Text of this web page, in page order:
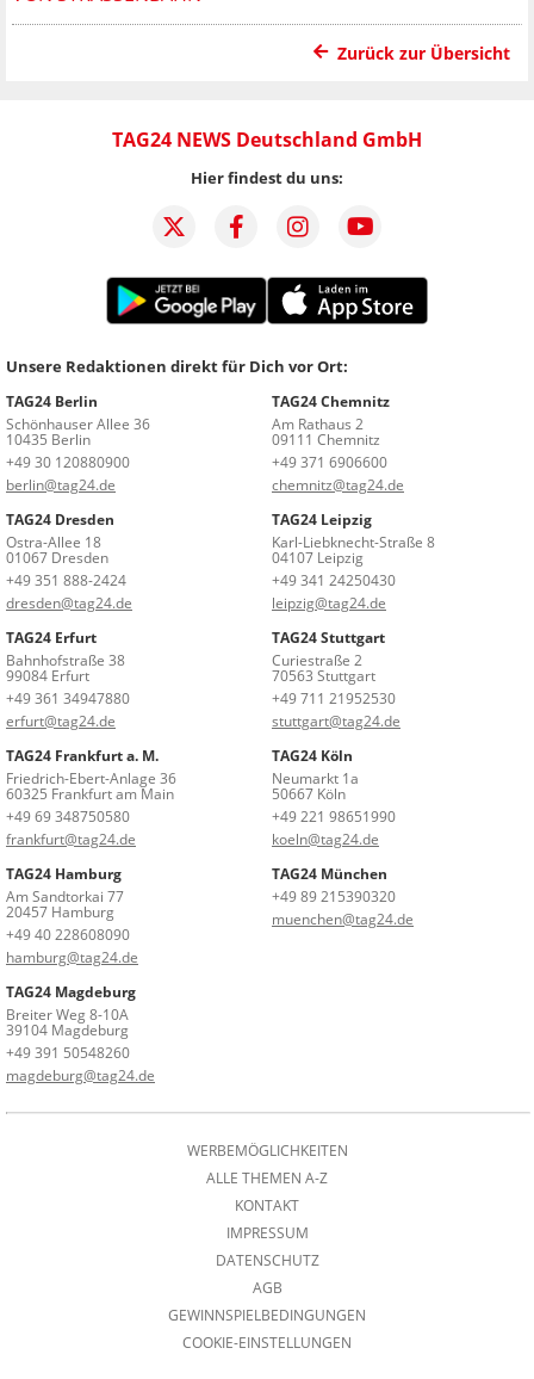
Zurück zur Übersicht
TAG24 NEWS Deutschland GmbH
Hier findest du uns:
Unsere Redaktionen direkt für Dich vor Ort:
TAG24 Berlin
Schönhauser Allee 36
10435 Berlin
+49 30 120880900
berlin@tag24.de
TAG24 Chemnitz
Am Rathaus 2
09111 Chemnitz
+49 371 6906600
chemnitz@tag24.de
TAG24 Dresden
Ostra-Allee 18
01067 Dresden
+49 351 888-2424
dresden@tag24.de
TAG24 Leipzig
Karl-Liebknecht-Straße 8
04107 Leipzig
+49 341 24250430
leipzig@tag24.de
TAG24 Erfurt
Bahnhofstraße 38
99084 Erfurt
+49 361 34947880
erfurt@tag24.de
TAG24 Stuttgart
Curiestraße 2
70563 Stuttgart
+49 711 21952530
stuttgart@tag24.de
TAG24 Frankfurt a. M.
Friedrich-Ebert-Anlage 36
60325 Frankfurt am Main
+49 69 348750580
frankfurt@tag24.de
TAG24 Köln
Neumarkt 1a
50667 Köln
+49 221 98651990
koeln@tag24.de
TAG24 Hamburg
Am Sandtorkai 77
20457 Hamburg
+49 40 228608090
hamburg@tag24.de
TAG24 München
+49 89 215390320
muenchen@tag24.de
TAG24 Magdeburg
Breiter Weg 8-10A
39104 Magdeburg
+49 391 50548260
magdeburg@tag24.de
WERBEMÖGLICHKEITEN
ALLE THEMEN A-Z
KONTAKT
IMPRESSUM
DATENSCHUTZ
AGB
GEWINNSPIELBEDINGUNGEN
COOKIE-EINSTELLUNGEN